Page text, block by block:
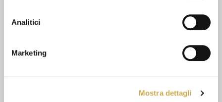
Analitici
Marketing
Mostra dettagli